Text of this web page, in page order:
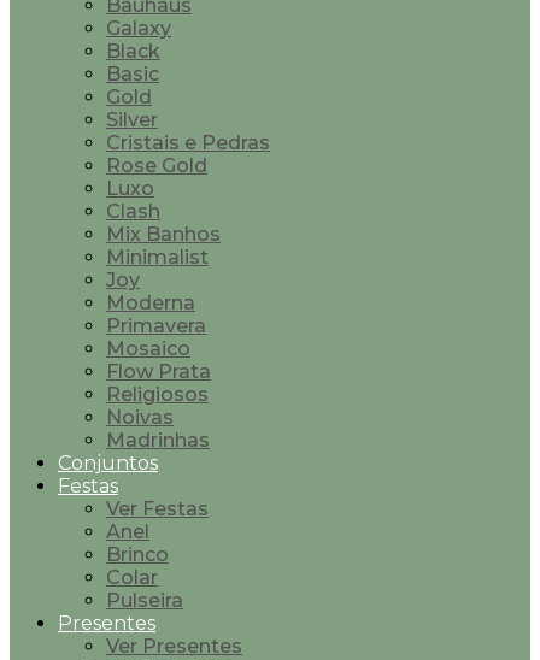
Bauhaus
Galaxy
Black
Basic
Gold
Silver
Cristais e Pedras
Rose Gold
Luxo
Clash
Mix Banhos
Minimalist
Joy
Moderna
Primavera
Mosaico
Flow Prata
Religiosos
Noivas
Madrinhas
Conjuntos
Festas
Ver Festas
Anel
Brinco
Colar
Pulseira
Presentes
Ver Presentes